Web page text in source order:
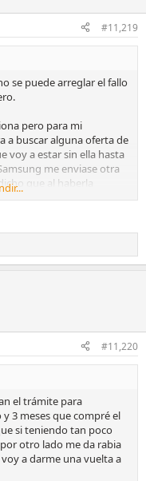
#11,219
se puede arreglar el fallo
pero para mi
a buscar alguna oferta de
voy a estar sin ella hasta
me enviase otra
que al haberla
Me jode también
el plan renove y eso
(intentaré llamar a su
donde enterarme de
#11,220
el trámite para
3 meses que compré el
si teniendo tan poco
otro lado me da rabia
a darme una vuelta a